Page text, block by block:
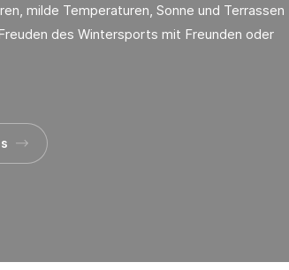
milde Temperaturen, Sonne und Terrassen
des Wintersports mit Freunden oder